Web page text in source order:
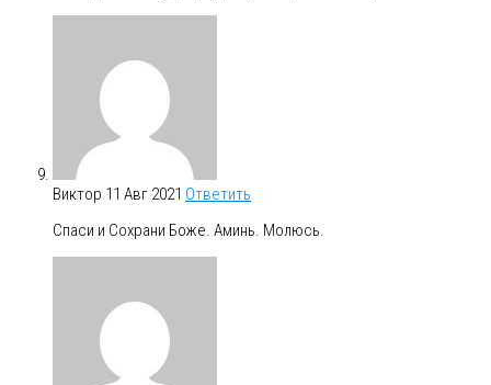
Виктор 11 Авг 2021 Ответить
Спаси и Сохрани Боже. Аминь. Молюсь.